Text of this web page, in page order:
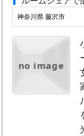
神奈川県 藤沢市
no image